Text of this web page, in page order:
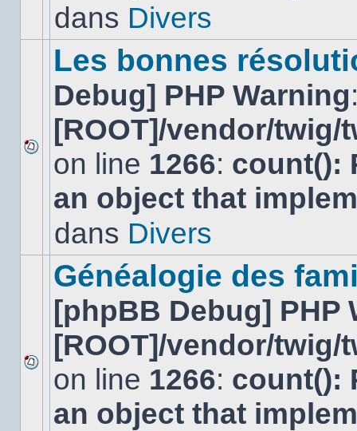
dansdans Divers
Aucun
nouveau
message
non-
dans
Les bonnes
Debug] PHP Warning
[ROOT]/vendor/
on line 1266: count():
an object that
dans Divers
Aucun
nouveau
message
non-
Généalogie des
[phpBB Debug] PHP
[ROOT]/vendor/
on line 1266: count():
an object that